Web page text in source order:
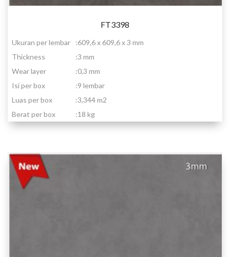
FT3398
Ukuran per lembar :609,6 x 609,6 x 3 mm
Thickness
:3 mm
Wear layer
:0,3 mm
Isi per box
:9 lembar
Luas per box
:3,344 m2
Berat per box
:18 kg